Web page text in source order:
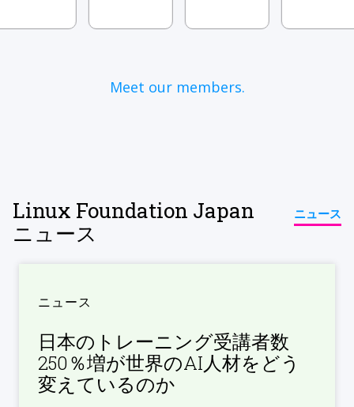
Meet our members.
Linux Foundation Japan
ニュース
ニュース
ニュース
日本のトレーニング受講者数
250％増が世界のAI人材をどう
変えているのか